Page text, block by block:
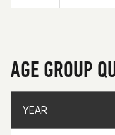
AGE GROUP
YEAR
YEAR